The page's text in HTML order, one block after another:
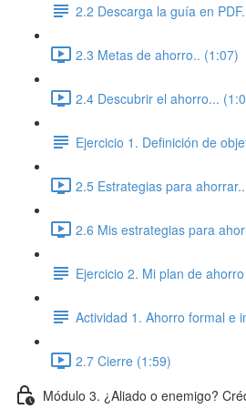
2.2 Descarga la guía en PDF.
2.3 Metas de ahorro.. (1:07)
2.4 Descubrir el ahorro...
Ejercicio 1. Definición de
2.5 Estrategias para
2.6 Mis estrategias para
Ejercicio 2. Mi plan de ahorro
Actividad 1. Ahorro formal e
2.7 Cierre (1:59)
Módulo 3. ¿Aliado o enemigo?